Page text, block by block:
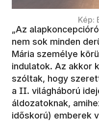
Kép:
„Az
nem sok minden
Mária személye
indulatok. Az akkor
szóltak, hogy
a II. világháború
áldozatoknak,
időskorú) emberek